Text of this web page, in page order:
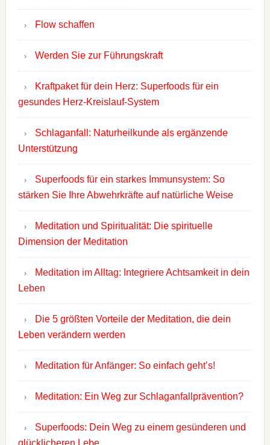
Flow schaffen
Werden Sie zur Führungskraft
Kraftpaket für dein Herz: Superfoods für ein
gesundes Herz-Kreislauf-System
Schlaganfall: Naturheilkunde als ergänzende
Unterstützung
Superfoods für ein starkes Immunsystem: So
stärken Sie Ihre Abwehrkräfte auf natürliche Weise
Meditation und Spiritualität: Die spirituelle
Dimension der Meditation
Meditation im Alltag: Integriere Achtsamkeit in dein
Leben
Die 5 größten Vorteile der Meditation, die dein
Leben verändern werden
Meditation für Anfänger: So einfach geht’s!
Meditation: Ein Weg zur Schlaganfallprävention?
Superfoods: Dein Weg zu einem gesünderen und